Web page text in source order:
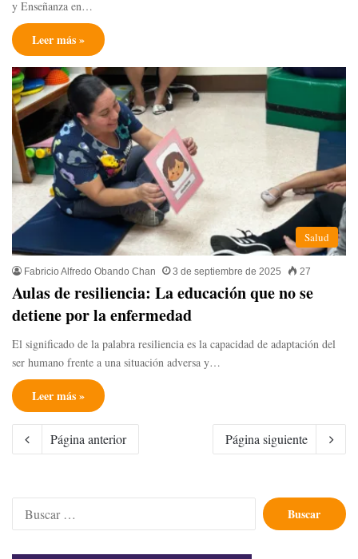
y Enseñanza en…
Leer más »
Salud
Fabricio Alfredo Obando Chan 3 de septiembre de 2025 27
Aulas de resiliencia: La educación que no se
detiene por la enfermedad
El significado de la palabra resiliencia es la capacidad de adaptación del
ser humano frente a una situación adversa y…
Leer más »
Página anterior Página siguiente
Buscar: